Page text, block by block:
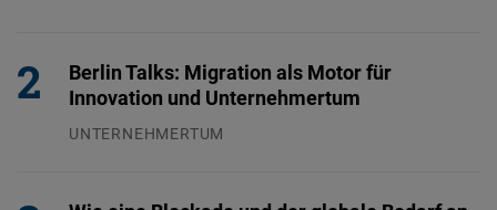
Berlin Talks: Migration als Motor für
Innovation und Unternehmertum
UNTERNEHMERTUM